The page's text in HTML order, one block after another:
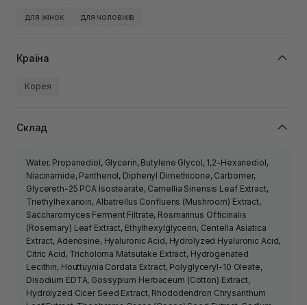
для жінок для чоловіків
Країна
Корея
Склад
Water, Propanediol, Glycerin, Butylene Glycol, 1,2-Hexanediol,
Niacinamide, Panthenol, Diphenyl Dimethicone, Carbomer,
Glycereth-25 PCA Isostearate, Camellia Sinensis Leaf Extract,
Triethylhexanoin, Albatrellus Confluens (Mushroom) Extract,
Saccharomyces Ferment Filtrate, Rosmarinus Officinalis
(Rosemary) Leaf Extract, Ethylhexylglycerin, Centella Asiatica
Extract, Adenosine, Hyaluronic Acid, Hydrolyzed Hyaluronic Acid,
Citric Acid, Tricholoma Matsutake Extract, Hydrogenated
Lecithin, Houttuynia Cordata Extract, Polyglyceryl-10 Oleate,
Disodium EDTA, Gossypium Herbaceum (Cotton) Extract,
Hydrolyzed Cicer Seed Extract, Rhododendron Chrysanthum